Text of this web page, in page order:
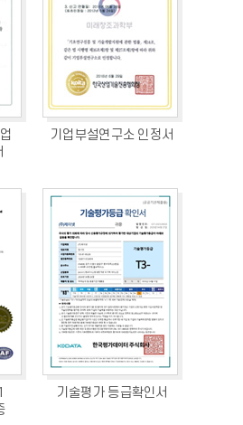
기업부설연구소 인정서
기술평가 등급확인서